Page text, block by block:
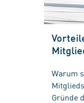
Warum
Gründe